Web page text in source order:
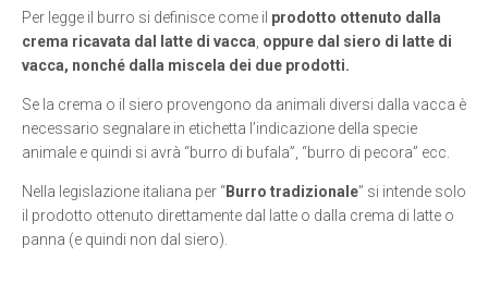
Per legge il burro si definisce come il prodotto ottenuto dalla
crema ricavata dal latte di vacca oppure dal siero di latte di
vacca, nonché dalla miscela dei due prodotti.
Se la crema o il siero provengono da animali diversi dalla vacca è
necessario segnalare in etichetta l’indicazione della specie
animale e quindi si avrà “burro di bufala”, “burro di pecora” ecc.
Nella legislazione italiana per “Burro tradizionale” si intende solo
il prodotto ottenuto direttamente dal latte o dalla crema di latte o
panna (e quindi non dal siero).